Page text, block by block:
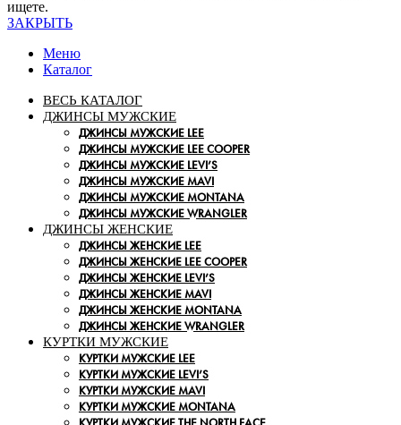
ищете.
ЗАКРЫТЬ
Меню
Каталог
ВЕСЬ КАТАЛОГ
ДЖИНСЫ МУЖСКИЕ
ДЖИНСЫ МУЖСКИЕ LEE
ДЖИНСЫ МУЖСКИЕ LEE COOPER
ДЖИНСЫ МУЖСКИЕ LEVI’S
ДЖИНСЫ МУЖСКИЕ MAVI
ДЖИНСЫ МУЖСКИЕ MONTANA
ДЖИНСЫ МУЖСКИЕ WRANGLER
ДЖИНСЫ ЖЕНСКИЕ
ДЖИНСЫ ЖЕНСКИЕ LEE
ДЖИНСЫ ЖЕНСКИЕ LEE COOPER
ДЖИНСЫ ЖЕНСКИЕ LEVI’S
ДЖИНСЫ ЖЕНСКИЕ MAVI
ДЖИНСЫ ЖЕНСКИЕ MONTANA
ДЖИНСЫ ЖЕНСКИЕ WRANGLER
КУРТКИ МУЖСКИЕ
КУРТКИ МУЖСКИЕ LEE
КУРТКИ МУЖСКИЕ LEVI’S
КУРТКИ МУЖСКИЕ MAVI
КУРТКИ МУЖСКИЕ MONTANA